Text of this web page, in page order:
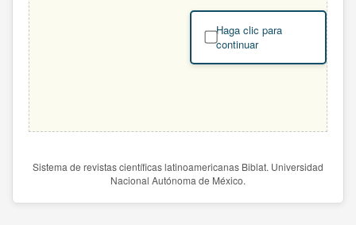
Haga clic para
continuar
Sistema de revistas científicas latinoamericanas Biblat. Universidad
Nacional Autónoma de México.